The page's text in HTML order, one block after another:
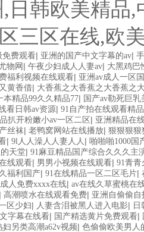
日韩欧美精品
三区在线,欧
免费观看| 亚洲的国产中文字幕的av|
物网 | 午夜少妇成人人妻av| 大黑鸡巴
福利视频在线观看| 亚洲av成人一区
黄香借| 大香蕉之大香蕉之大香蕉之
本精品99久久精品77| 国产av勒死巨乳
看日韩av资源| 91自产拍在线观看精品
扒开粉嫩小av一区二区 | 亚洲精品在
丝袜| 老鸭窝网站在线播放| 狠狠狠狠
| 9l人人澡人人妻人人 | 啪啪啪1000国
天堂| 91麻豆精品国产综合久久久主
线观看| 男男小视频在线观看| 91青青
福利国产| 91在线精品一区二区毛片|
成人免费xxxx在线| av在线久草蜜桃在
| 高潮喷水在线观看免费| 亚洲自偷偷
区少妇| 人妻含泪被黑人进入电影|
字幕在线看| 国产精选黄片免费观看|
妇另类高潮a62v视频| 色偷偷欧美男人